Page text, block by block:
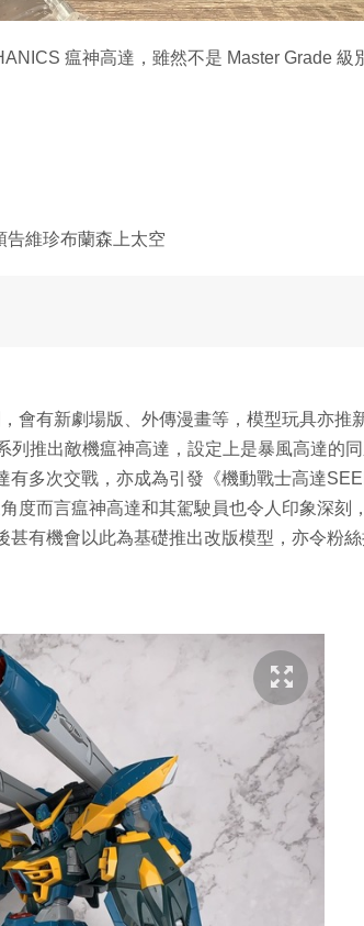
瘟神高達，雖然不是 Master Grade 級
告維珍布蘭森上太空
會有新劇場版、外傳漫畫等，模型玩具亦推
推出敵機瘟神高達，設定上是暴風高達的
多次交戰，亦成為引發《機動戰士高達
度而言瘟神高達和其駕駛員也令人印象深刻
有機會以此為基礎推出改版模型，亦令粉